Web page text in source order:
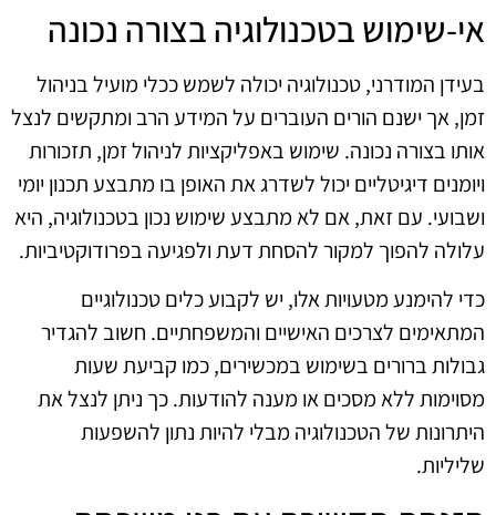
אי-שימוש בטכנולוגיה בצורה נכונה
בעידן המודרני, טכנולוגיה יכולה לשמש ככלי מועיל בניהול
זמן, אך ישנם הורים העוברים על המידע הרב ומתקשים לנצל
אותו בצורה נכונה. שימוש באפליקציות לניהול זמן, תזכורות
ויומנים דיגיטליים יכול לשדרג את האופן בו מתבצע תכנון יומי
ושבועי. עם זאת, אם לא מתבצע שימוש נכון בטכנולוגיה, היא
עלולה להפוך למקור להסחת דעת ולפגיעה בפרודוקטיביות.
כדי להימנע מטעויות אלו, יש לקבוע כלים טכנולוגיים
המתאימים לצרכים האישיים והמשפחתיים. חשוב להגדיר
גבולות ברורים בשימוש במכשירים, כמו קביעת שעות
מסוימות ללא מסכים או מענה להודעות. כך ניתן לנצל את
היתרונות של הטכנולוגיה מבלי להיות נתון להשפעות
שליליות.